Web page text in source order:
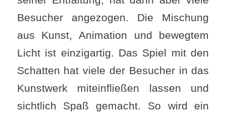
Besucher angezogen. Die Mischung
aus Kunst, Animation und bewegtem
Licht ist einzigartig. Das Spiel mit den
Schatten hat viele der Besucher in das
Kunstwerk miteinfließen lassen und
sichtlich Spaß gemacht. So wird ein